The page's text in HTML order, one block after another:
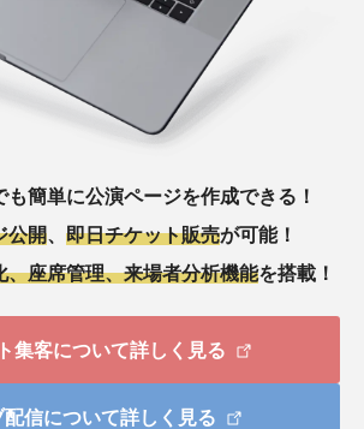
も簡単に公演ページを作成できる！
公開
即日チケット販売が可能！
、座席管理、来場者分析機能を搭載！
集客について詳しく見る
配信について詳しく見る